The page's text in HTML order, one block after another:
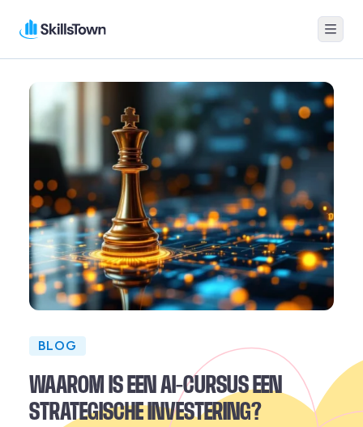
Menu
BLOG
WAAROM IS EEN AI-CURSUS EEN
STRATEGISCHE INVESTERING?